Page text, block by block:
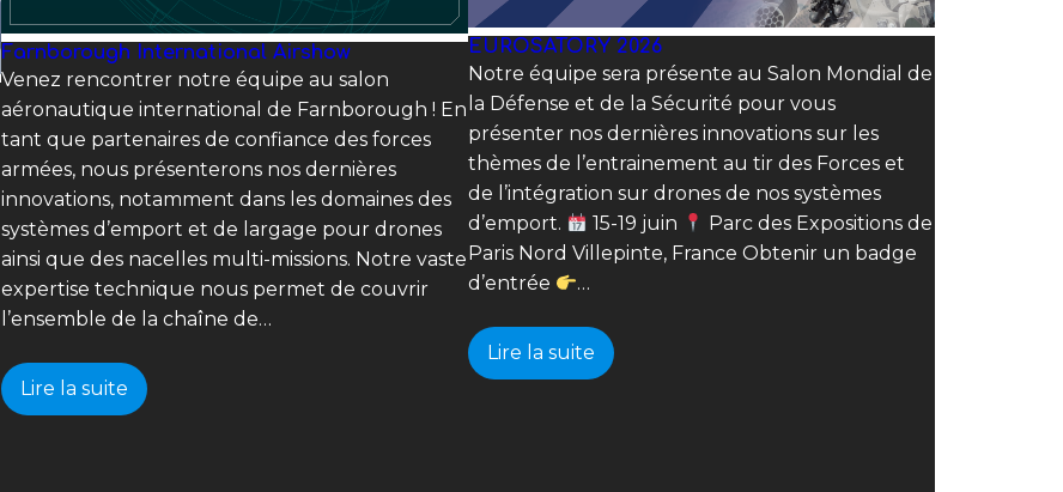
Farnborough International Airshow
Venez rencontrer notre équipe au salon
aéronautique international de Farnborough ! En
tant que partenaires de confiance des forces
armées, nous présenterons nos dernières
innovations, notamment dans les domaines des
systèmes d’emport et de largage pour drones
ainsi que des nacelles multi-missions. Notre vaste
expertise technique nous permet de couvrir
l’ensemble de la chaîne de…
Lire la suite
EUROSATORY 2026
Notre équipe sera présente au Salon Mondial de
la Défense et de la Sécurité pour vous
présenter nos dernières innovations sur les
thèmes de l’entrainement au tir des Forces et
de l’intégration sur drones de nos systèmes
d’emport.
15-19 juin
Parc des Expositions de
Paris Nord Villepinte, France Obtenir un badge
d’entrée
…
Lire la suite